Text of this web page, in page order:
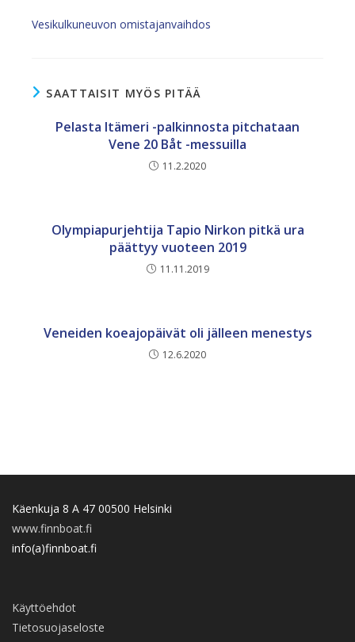
Vesikulkuneuvon omistajanvaihdos
SAATTAISIT MYÖS PITÄÄ
Pelasta Itämeri -palkinnosta pitchataan
Vene 20 Båt -messuilla
11.2.2020
Olympiapurjehtija Tapio Nirkon pitkä ura
päättyy vuoteen 2019
11.11.2019
Veneiden koeajopäivät oli jälleen menestys
12.6.2020
Käenkuja 8 A 47 00500 Helsinki
www.finnboat.fi
info(a)finnboat.fi
Käyttöehdot
Tietosuojaseloste